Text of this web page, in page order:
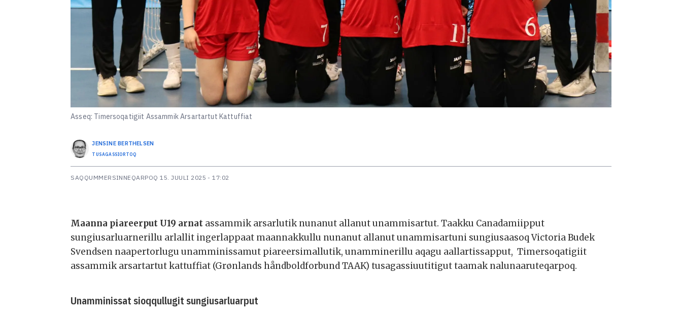
Asseq: Timersoqatigiit Assammik Arsartartut Kattuffiat
JENSINE BERTHELSEN
TUSAGASSIORTOQ
SAQQUMMERSINNEQARPOQ 15. JUULI 2025 - 17:02
Maanna piareerput U19 arnat assammik arsarlutik nunanut allanut unammisartut. Taakku Canadamiipput
sungiusarluarnerillu arlallit ingerlappaat maannakkullu nunanut allanut unammisartuni sungiusaasoq Victoria Budek
Svendsen naapertorlugu unamminissamut piareersimallutik, unamminerillu aqagu aallartissapput, Timersoqatigiit
assammik arsartartut kattuffiat (Grønlands håndboldforbund TAAK) tusagassiuutitigut taamak nalunaaruteqarpoq.
Unamminissat sioqqullugit sungiusarluarput